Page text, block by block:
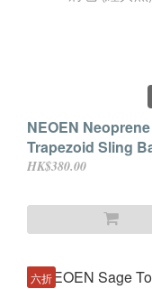
NEOEN Neoprene
Trapezoid Sling
巧肩包 (經典黑)
HK$380.00
六折